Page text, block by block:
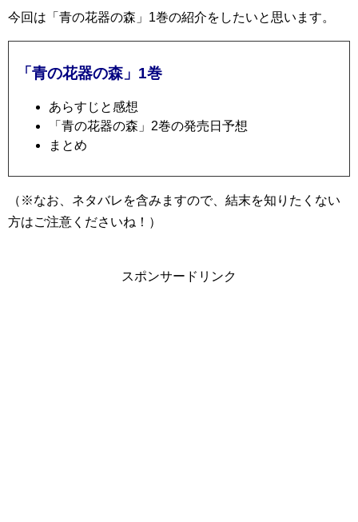
今回は「青の花器の森」1巻の紹介をしたいと思います。
「青の花器の森」1巻
あらすじと感想
「青の花器の森」2巻の発売日予想
まとめ
（※なお、ネタバレを含みますので、結末を知りたくない
方はご注意くださいね！）
スポンサードリンク